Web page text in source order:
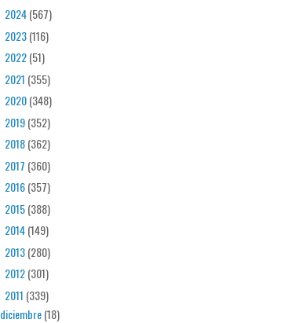
2024(567)
2023(116)
2022(51)
2021 (355)
2020(348)
2019(352)
2018(362)
2017 (360)
2016(357)
2015(388)
2014(149)
2013(280)
2012(301)
2011 (339)
diciembre(18)